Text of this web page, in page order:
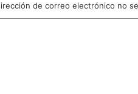
de correo electrónico no